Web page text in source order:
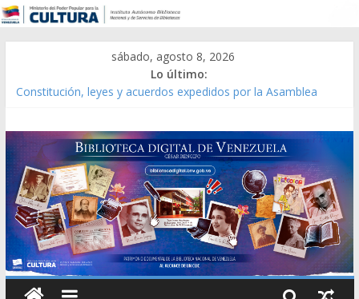
sábado, agosto 8, 2026
Lo último:
Constitución, leyes y acuerdos expedidos por la Asamblea
Modesta Bor Sánchez [material gráfico]
Gaceta Oficial de la República de Venezuela año CXXXIII Mes V,
Caracas 09 de marzo de 2006 N° 38.394
Catálogo temático de obras de Modesta Bor